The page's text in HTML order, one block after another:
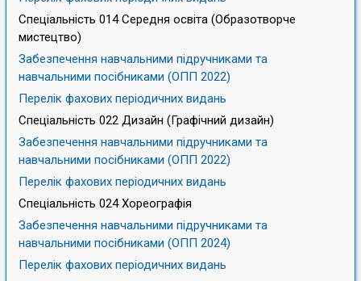
Спеціальність 014 Середня освіта (Образотворче
мистецтво)
Забезпечення навчальними підручниками та
навчальними посібниками (ОПП 2022)
Перелік фахових періодичних видань
Спеціальність 022 Дизайн (Графічний дизайн)
Забезпечення навчальними підручниками та
навчальними посібниками (ОПП 2022)
Перелік фахових періодичних видань
Спеціальність 024 Хореографія
Забезпечення навчальними підручниками та
навчальними посібниками (ОПП 2024)
Перелік фахових періодичних видань